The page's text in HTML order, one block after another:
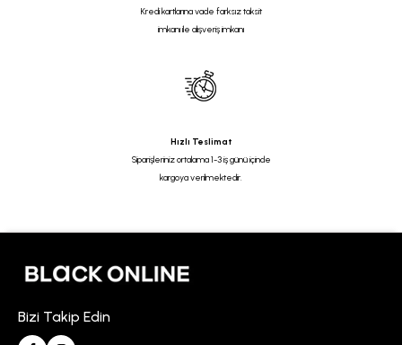
Kredi kartlarına vade farksız taksit
imkanı ile alışveriş imkanı
Hızlı Teslimat
Siparişleriniz ortalama 1-3 iş günü içinde
kargoya verilmektedir.
Bizi Takip Edin